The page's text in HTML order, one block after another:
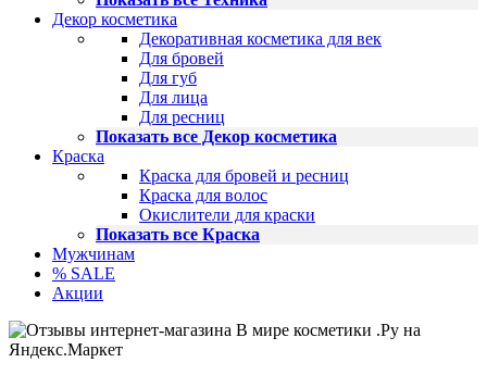
Декор косметика
Декоративная косметика для век
Для бровей
Для губ
Для лица
Для ресниц
Показать все Декор косметика
Краска
Краска для бровей и ресниц
Краска для волос
Окислители для краски
Показать все Краска
Мужчинам
% SALE
Акции